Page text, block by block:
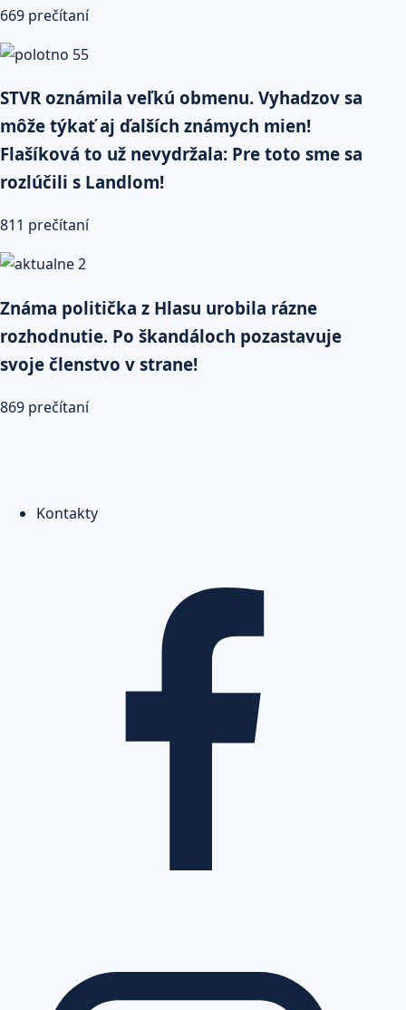
669 prečítaní
STVR oznámila veľkú obmenu. Vyhadzov sa
môže týkať aj ďalších známych mien!
Flašíková to už nevydržala: Pre toto sme sa
rozlúčili s Landlom!
811 prečítaní
Známa politička z Hlasu urobila rázne
rozhodnutie. Po škandáloch pozastavuje
svoje členstvo v strane!
869 prečítaní
Kontakty